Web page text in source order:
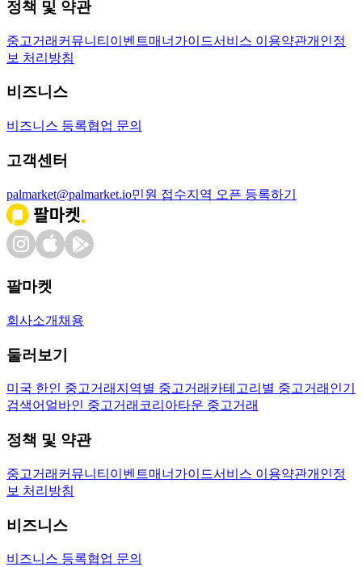
정책 및 약관
중고거래 커뮤니티 이벤트매너가이드서비스 이용약관개인정
보 처리방침
비즈니스
비즈니스 등록협업 문의
고객센터
palmarket@palmarket.io민원 접수지역 오픈 등록하기
팔마켓
회사소개 채용
둘러보기
미국 한인 중고거래 지역별 중고거래 카테고리별 중고거래 인기
검색어 얼바인 중고거래 코리아타운 중고거래
정책 및 약관
중고거래 커뮤니티 이벤트매너가이드서비스 이용약관개인정
보 처리방침
비즈니스
비즈니스 등록협업 문의